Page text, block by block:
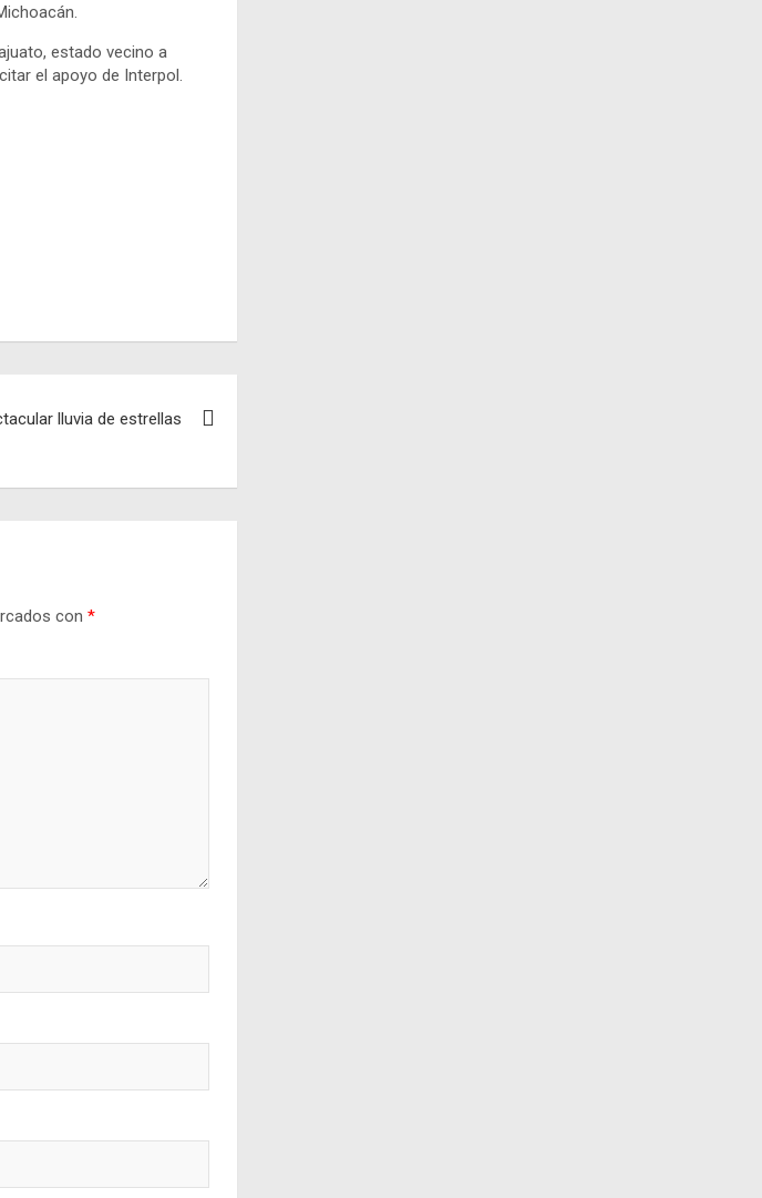
estado vecino a
el apoyo de Interpol.
lluvia de estrellas
con *